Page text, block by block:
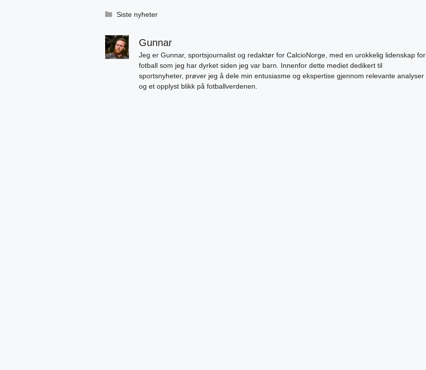
Kategorier
Siste nyheter
Gunnar
Jeg er Gunnar, sportsjournalist og redaktør for CalcioNorge, med en urokkelig lidenskap for
fotball som jeg har dyrket siden jeg var barn. Innenfor dette mediet dedikert til
sportsnyheter, prøver jeg å dele min entusiasme og ekspertise gjennom relevante analyser
og et opplyst blikk på fotballverdenen.